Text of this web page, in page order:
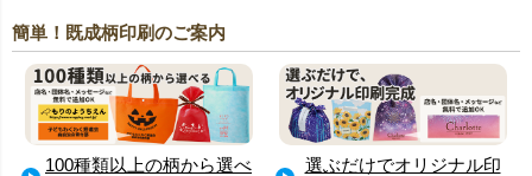
簡単！既成柄印刷のご案内
100種類以上の柄から選べ
選ぶだけでオリジナル印